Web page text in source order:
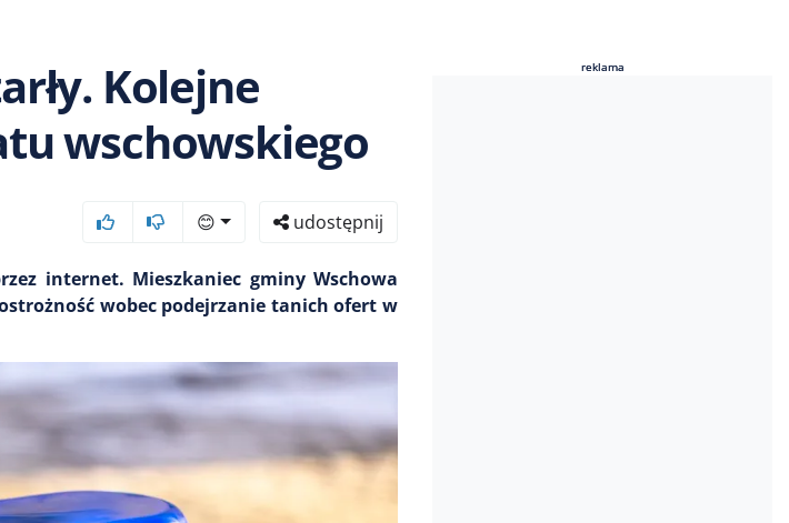
Kolejne
wschowskiego
😊 udostępnij
internet. Mieszkaniec gminy Wschowa
wobec podejrzanie tanich ofert w
reklama
reklama